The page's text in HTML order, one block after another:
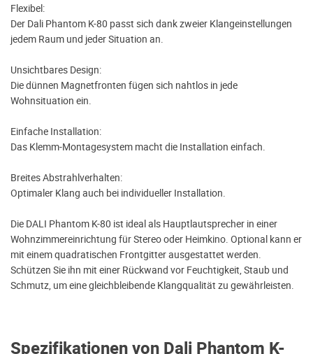
Spezifikationen von Dali Phantom K-
Flexibel:
Der Dali Phantom K-80 passt sich dank zweier Klangeinstellungen
jedem Raum und jeder Situation an.
Unsichtbares Design:
Die dünnen Magnetfronten fügen sich nahtlos in jede
Wohnsituation ein.
Einfache Installation:
Das Klemm-Montagesystem macht die Installation einfach.
Breites Abstrahlverhalten:
Optimaler Klang auch bei individueller Installation.
Die DALI Phantom K-80 ist ideal als Hauptlautsprecher in einer
Wohnzimmereinrichtung für Stereo oder Heimkino. Optional kann er
mit einem quadratischen Frontgitter ausgestattet werden.
Schützen Sie ihn mit einer Rückwand vor Feuchtigkeit, Staub und
Schmutz, um eine gleichbleibende Klangqualität zu gewährleisten.